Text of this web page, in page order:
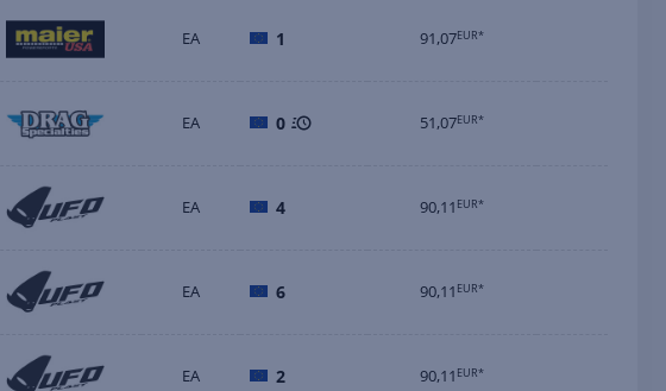
EA 1 91,07EUR*
EA 0 51,07EUR*
EA 4 90,11 EUR*
EA 6 90,11 EUR*
EA 2 90,11 EUR*